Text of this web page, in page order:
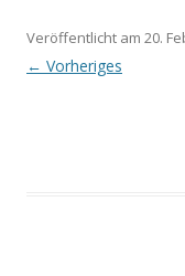
Veröffentlicht am 20.
← Vorheriges